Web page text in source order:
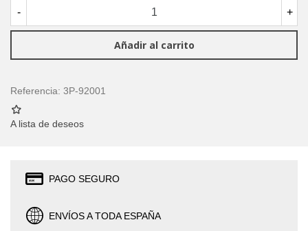
- +
Añadir al carrito
Referencia: 3P-92001
A lista de deseos
PAGO SEGURO
ENVÍOS A TODA ESPAÑA